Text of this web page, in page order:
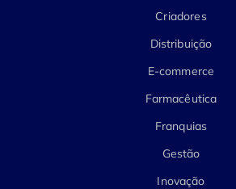
Criadores
Distribuição
E-commerce
Farmacêutica
Franquias
Gestão
Inovação